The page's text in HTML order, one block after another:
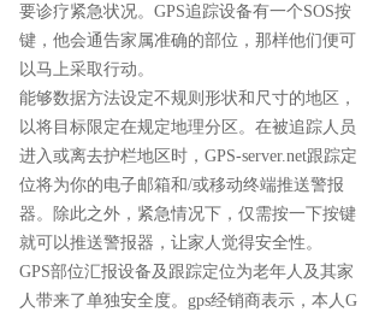
要诊疗紧急状况。GPS追踪设备有一个SOS按
键，他会通告家属准确的部位，那样他们便可
以马上采取行动。
能够数据方法设定不规则形状和尺寸的地区，
以将目标限定在规定地理分区。在被追踪人员
进入或离去护栏地区时，GPS-server.net跟踪定
位将为你的电子邮箱和/或移动终端推送警报
器。除此之外，紧急情况下，仅需按一下按键
就可以推送警报器，让家人觉得安全性。
GPS部位汇报设备及跟踪定位为老年人及其家
人带来了单独安全度。gps经销商表示，本人G